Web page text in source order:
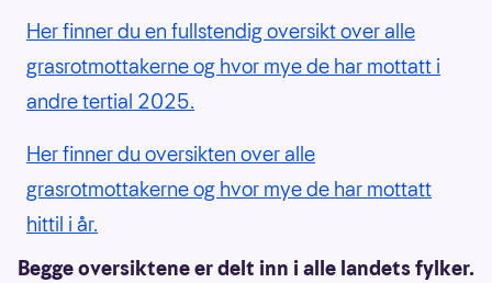
Her finner du en fullstendig oversikt over alle
grasrotmottakerne og hvor mye de har mottatt i
andre tertial 2025.
Her finner du oversikten over alle
grasrotmottakerne og hvor mye de har mottatt
hittil i år.
Begge oversiktene er delt inn i alle landets fylker.